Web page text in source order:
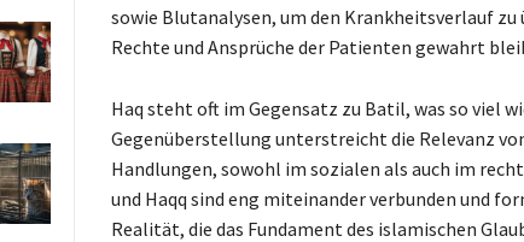
sowie Blutanalysen, um den Krankheitsverlauf zu
Rechte und Ansprüche der Patienten gewahrt
Haq steht oft im Gegensatz zu Batil, was so viel
Gegenüberstellung unterstreicht die Relevanz
Handlungen, sowohl im sozialen als auch im
und Haqq sind eng miteinander verbunden und
Realität, die das Fundament des islamischen